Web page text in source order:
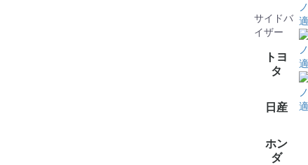
全て見
アスカ
ウィザ
ジェミ
ビーク
ビッグ
フィリ
ミュー
サイドバ
イザー
トヨ
タ
全て見
200系
C-HR(1)
RAV4(1)
アクア
アルフ
エスク
カロー
カロー
カロー
カロー
カロー
サクシ
シエン
ジャパ
スぺイ
タウン
ノア/ヴ
タンク
パッソ
ハリア
パッソ
ピクシ
ピクシ
ピクシ
ピクシ
ピクシ
プリウ
プロボ
ポルテ
ライズ
ライト
ラウム
ラクテ
ルーミ
ヤリス
ヤリス
日産
全て見
AD/AD
(1)
エクス
オーラ
キャラ
クリッ
(1)
クリッ
デイズ
セレナ
ノート
デイズ
ラティ
ルーク
ホン
ダ